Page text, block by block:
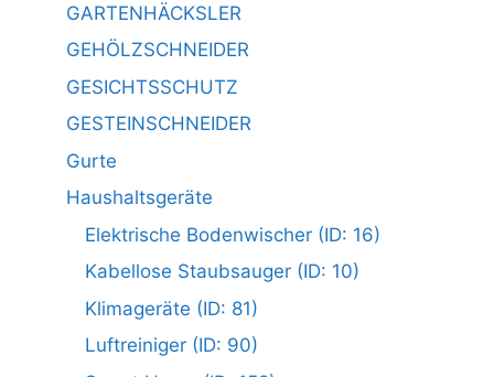
GARTENHÄCKSLER
GEHÖLZSCHNEIDER
GESICHTSSCHUTZ
GESTEINSCHNEIDER
Gurte
Haushaltsgeräte
Elektrische Bodenwischer (ID: 16)
Kabellose Staubsauger (ID: 10)
Klimageräte (ID: 81)
Luftreiniger (ID: 90)